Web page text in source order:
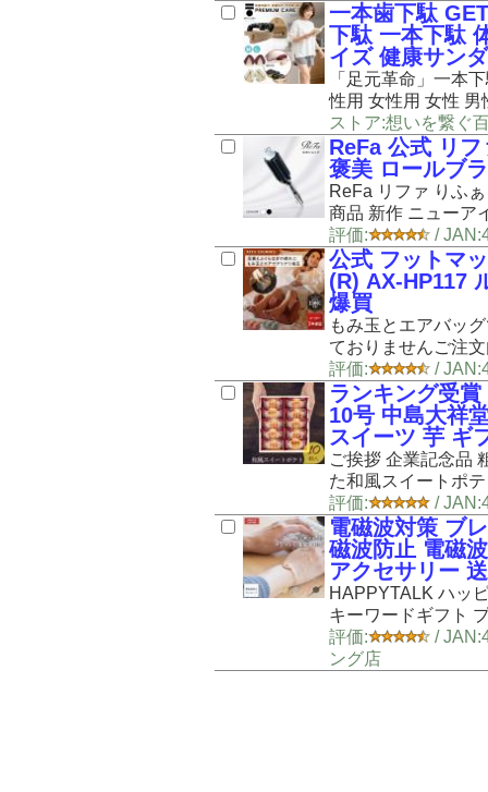
一本歯下駄
下駄 一本下駄
イズ 健康サン
「足元革命」一本
性用 女性用 女性 男
ストア:想いを繋ぐ
ReFa 公式 リ
褒美 ロールブ
ReFa リファ りふ
商品 新作 ニューア
評価:
/
公式 フットマ
(R) AX-HP117
爆買
もみ玉とエアバッ
ておりませんご注
評価:
/
ランキング受
10号 中島大祥
スイーツ 芋 ギ
ご挨拶 企業記念品
た和風スイートポ
評価:
/
電磁波対策 ブ
磁波防止 電磁
アクセサリー
HAPPYTALK ハッ
キーワードギフト
評価:
/
ング店